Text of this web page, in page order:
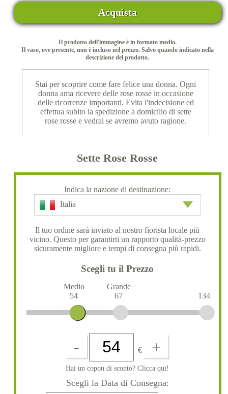
Acquista
Il prodotto dell'immagine è in formato medio.
Il vaso, ove presente, non è incluso nel prezzo. Salvo quando indicato nella
descrizione del prodotto.
Stai per scoprire come fare felice una donna. Ogni
donna ama ricevere delle rose rosse in occasione
delle ricorrenze importanti. Evita l'indecisione ed
effettua subito la spedizione a domicilio di sette
rose rosse e vedrai se avremo avuto ragione.
Sette Rose Rosse
Indica la nazione di destinazione:
Italia
Il tuo ordine sarà inviato al nostro fiorista locale più
vicino. Questo per garantirti un rapporto qualità-prezzo
sicuramente migliore e tempi di consegna più rapidi.
Scegli tu il Prezzo
Medio
54
Grande
67
134
- € +
Hai un copon di sconto? Clicca qui!
Scegli la Data di Consegna: